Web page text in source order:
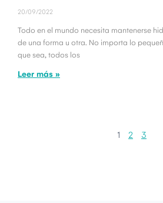
20/09/2022
Todo en el mundo necesita mantenerse
de una forma u otra. No importa lo
que sea, todos los
Leer más »
1 2 3